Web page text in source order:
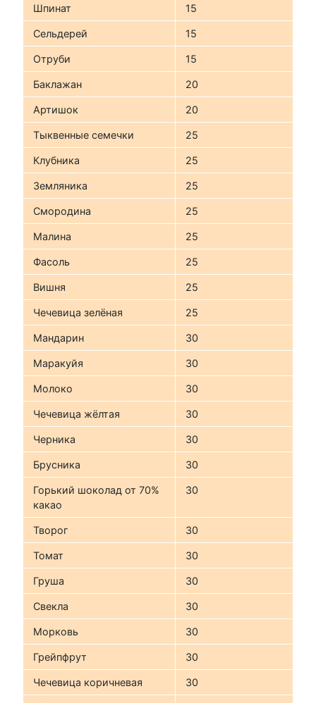
Шпинат 15
Сельдерей 15
Отруби 15
Баклажан 20
Артишок 20
Тыквенные семечки 25
Клубника 25
Земляника 25
Смородина 25
Малина 25
Фасоль 25
Вишня 25
Чечевица зелёная 25
Мандарин 30
Маракуйя 30
Молоко 30
Чечевица жёлтая 30
Черника 30
Брусника 30
Горький шоколад от 70%
какао
30
Творог 30
Томат 30
Груша 30
Свекла 30
Морковь 30
Грейпфрут 30
Чечевица коричневая 30